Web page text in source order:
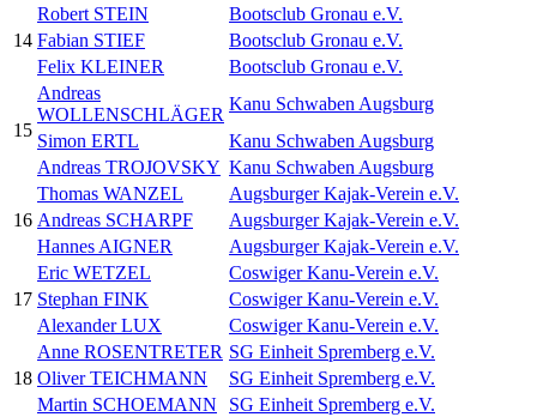
14
Robert STEIN
Bootsclub Gronau e.V.
Fabian STIEF
Bootsclub Gronau e.V.
Felix KLEINER
Bootsclub Gronau e.V.
15
Andreas
WOLLENSCHLÄGER
Kanu Schwaben Augsburg
Simon ERTL
Kanu Schwaben Augsburg
Andreas TROJOVSKY Kanu Schwaben Augsburg
16
Thomas WANZEL
Augsburger Kajak-Verein e.V.
Andreas SCHARPF
Augsburger Kajak-Verein e.V.
Hannes AIGNER
Augsburger Kajak-Verein e.V.
17
Eric WETZEL
Coswiger Kanu-Verein e.V.
Stephan FINK
Coswiger Kanu-Verein e.V.
Alexander LUX
Coswiger Kanu-Verein e.V.
18
Anne ROSENTRETER SG Einheit Spremberg e.V.
Oliver TEICHMANN
SG Einheit Spremberg e.V.
Martin SCHOEMANN
SG Einheit Spremberg e.V.